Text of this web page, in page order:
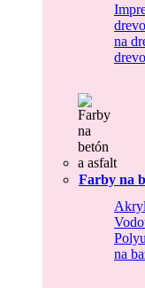
drevo
na
drevo
Farby na
na